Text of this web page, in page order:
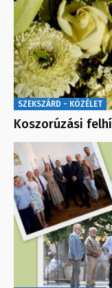
SZEKSZÁRD - KÖZÉLET
Koszorúzási